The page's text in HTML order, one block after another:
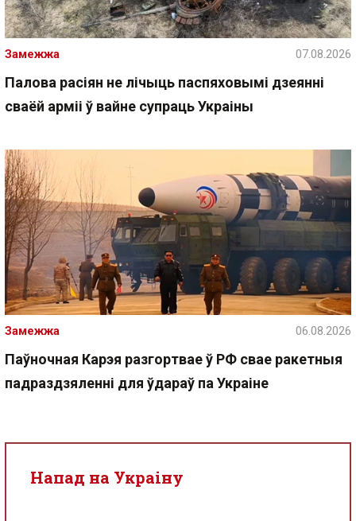
Палова расіян не лічыць паспяховымі дзеянні
сваёй арміі ў вайне супраць Украіны
Замежжа 07.08.2026
Паўночная Карэя разгортвае ў РФ свае ракетныя
падраздзяленні для ўдараў па Украіне
Замежжа 06.08.2026
Напад на Украіну